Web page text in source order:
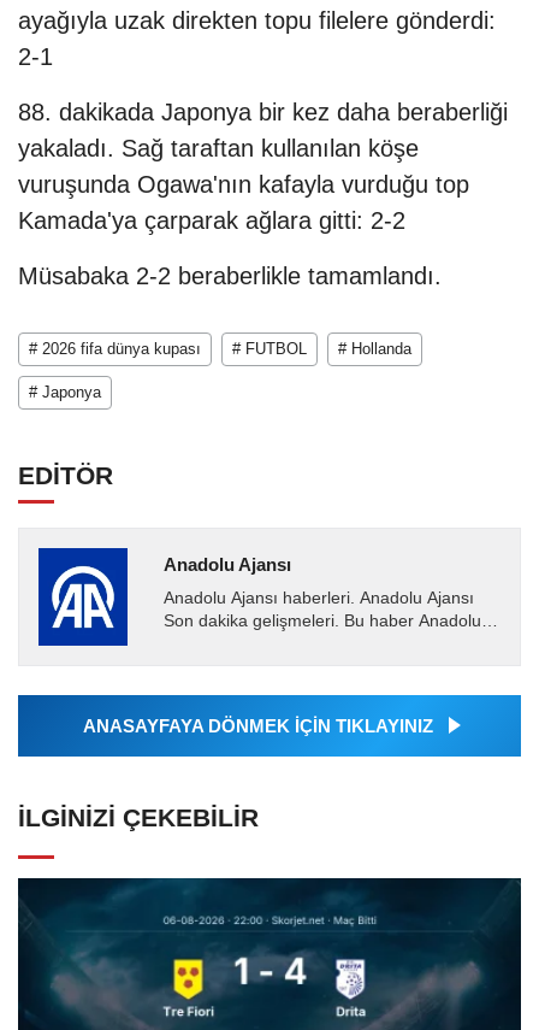
ayağıyla uzak direkten topu filelere gönderdi:
2-1
88. dakikada Japonya bir kez daha beraberliği
yakaladı. Sağ taraftan kullanılan köşe
vuruşunda Ogawa'nın kafayla vurduğu top
Kamada'ya çarparak ağlara gitti: 2-2
Müsabaka 2-2 beraberlikle tamamlandı.
# 2026 fifa dünya kupası # FUTBOL # Hollanda
# Japonya
EDİTÖR
Anadolu Ajansı
Anadolu Ajansı haberleri. Anadolu Ajansı
Son dakika gelişmeleri. Bu haber Anadolu
Ajansı tarafından...
ANASAYFAYA DÖNMEK İÇİN TIKLAYINIZ
İLGINIZI ÇEKEBILIR